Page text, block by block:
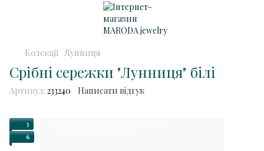
Колекції Лунниця
Срібні сережки "Лунниця" білі
Артикул: 233240 Написати відгук
3
6